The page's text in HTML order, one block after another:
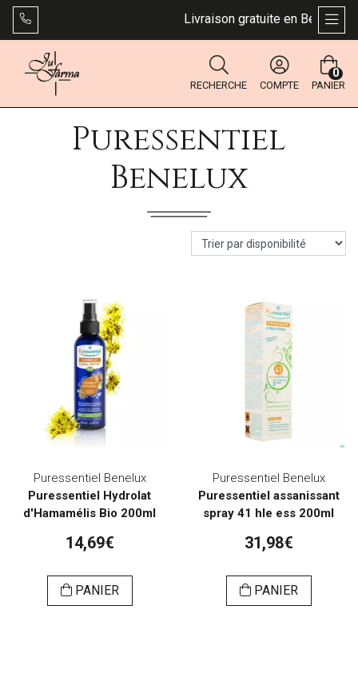
Livraison gratuite en Belgique
RECHERCHE COMPTE PANIER
0
Puressentiel
Benelux
Puressentiel Benelux
Puressentiel Hydrolat
d'Hamamélis Bio 200ml
14,69€
PANIER
Puressentiel Benelux
Puressentiel assanissant
spray 41 hle ess 200ml
31,98€
PANIER